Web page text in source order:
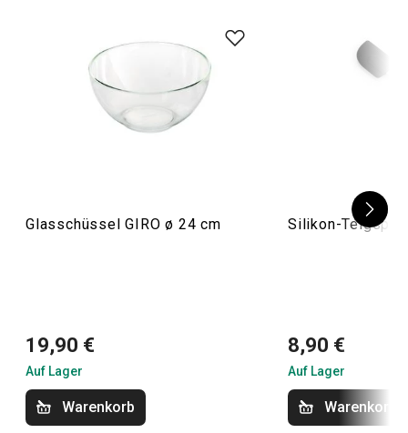
Glasschüssel GIRO ø 24 cm
19,90 €
Auf Lager
Warenkorb
Silikon-
8,90 €
Auf Lager
Warenkorb